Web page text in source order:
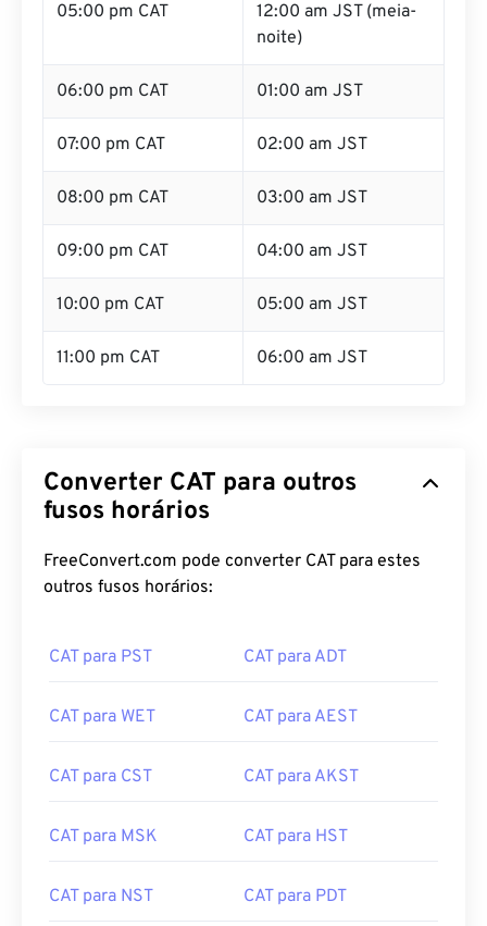
05:00 pm CAT
12:00 am JST (meia-
noite)
06:00 pm CAT 01:00 am JST
07:00 pm CAT 02:00 am JST
08:00 pm CAT 03:00 am JST
09:00 pm CAT 04:00 am JST
10:00 pm CAT 05:00 am JST
11:00 pm CAT 06:00 am JST
Converter CAT para outros
fusos horários
FreeConvert.com pode converter CAT para estes
outros fusos horários:
CAT para PST CAT para ADT
CAT para WET CAT para AEST
CAT para CST CAT para AKST
CAT para MSK CAT para HST
CAT para NST CAT para PDT